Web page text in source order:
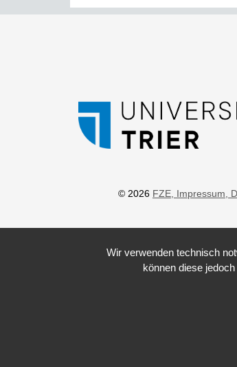
© 2026 FZE , Impressum ,
Wir verwenden technisch
können diese